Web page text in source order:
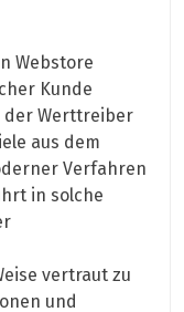
Webstore
Kunde
der Werttreiber
aus dem
Verfahren
in solche
vertraut zu
und